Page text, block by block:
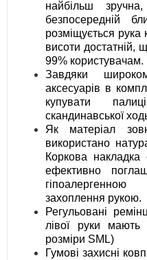
найбільш
безпосередній
розміщується рука
висоти достатній,
99% користувачам.
Завдяки
аксесуарів в
купувати
скандинавської
Як матеріал
використано
Коркова
ефективно
захоплення рукою.
Регульовані
лівої руки мають
розміри SML)
Гумові захисні